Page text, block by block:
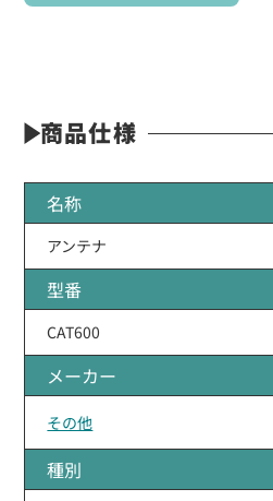
商品仕様
名称
アンテナ
型番
CAT600
メーカー
その他
種別